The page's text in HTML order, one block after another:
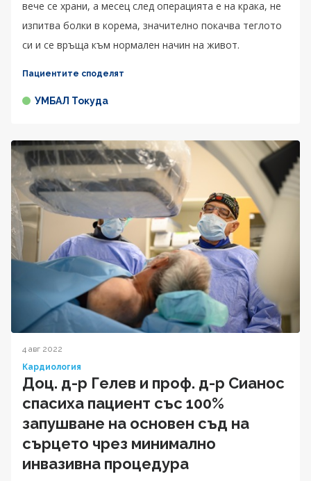
вече се храни, а месец след операцията е на крака, не
изпитва болки в корема, значително покачва теглото
си и се връща към нормален начин на живот.
Пациентите споделят
УМБАЛ Токуда
4 авг 2022
Кардиология
Доц. д-р Гелев и проф. д-р Сианос
спасиха пациент със 100%
запушване на основен съд на
сърцето чрез минимално
инвазивна процедура